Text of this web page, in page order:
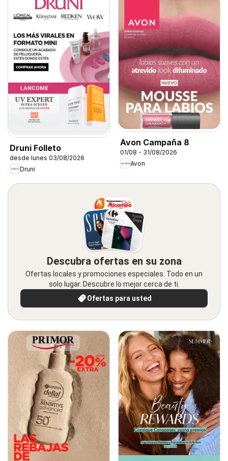
Druni Folleto
desde lunes 03/08/2026
Druni
Avon Campaña 8
01/08 - 31/08/2026
Avon
Descubra ofertas en su zona
Ofertas locales y promociones especiales. Todo en un
solo lugar. Descubre lo mejor cerca de ti.
Ofertas para usted